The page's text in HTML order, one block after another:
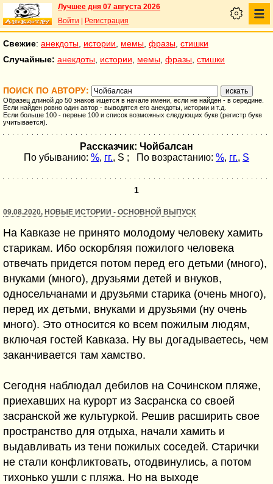
Лучшее дня 07 августа 2026
Войти
Регистрация
Свежие: анекдоты истории мемы фразы стишки
Случайные: анекдоты истории мемы фразы стишки
ПОИСК ПО АВТОРУ:
Образец длиной до 50 знаков ищется в начале имени, если не найден - в середине.
Если найден ровно один автор - выводятся его анекдоты, истории и т.д.
Если больше 100 - первые 100 и список возможных следующих букв (регистр букв
учитывается).
Рассказчик: Чойбалсан
По убыванию: %, гг., S ; По возрастанию: %, гг., S
1
09.08.2020, НОВЫЕ ИСТОРИИ - ОСНОВНОЙ ВЫПУСК
На Кавказе не принято молодому человеку хамить
старикам. Ибо оскорбляя пожилого человека
отвечать придется потом перед его детьми (много),
внуками (много), друзьями детей и внуков,
односельчанами и друзьями старика (очень много),
перед их детьми, внуками и друзьями (ну очень
много). Это относится ко всем пожилым людям,
включая гостей Кавказа. Ну вы догадываетесь, чем
заканчивается там хамство.
Сегодня наблюдал дебилов на Сочинском пляже,
приехавших на курорт из Засранска со своей
засранской же культуркой. Решив расширить свое
пространство для отдыха, начали хамить и
выдавливать из тени пожилых соседей. Старички
не стали конфликтовать, отодвинулись, а потом
тихонько ушли с пляжа. Но на выходе